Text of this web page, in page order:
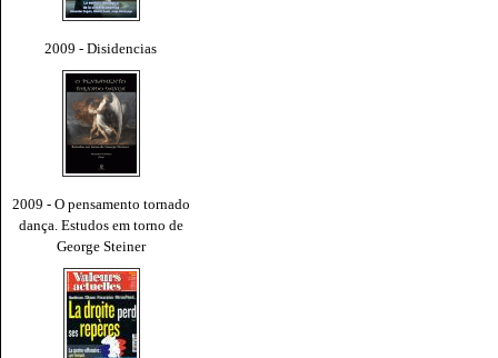
2009 - Disidencias
2009 - O pensamento tornado
dança. Estudos em torno de
George Steiner